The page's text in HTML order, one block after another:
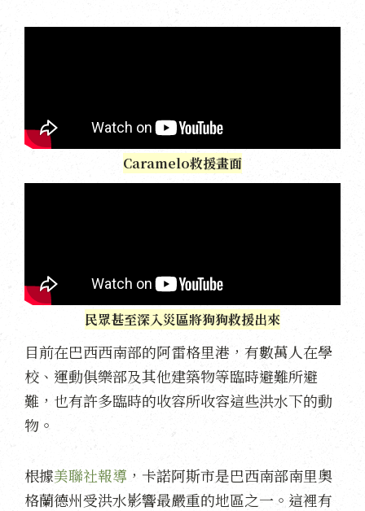
Caramelo救援畫面
民眾甚至深入災區將狗狗救援出來
目前在巴西西南部的阿雷格里港，有數萬人在學
校、運動俱樂部及其他建築物等臨時避難所避
難，也有許多臨時的收容所收容這些洪水下的動
物。
根據美聯社報導 ，卡諾阿斯市是巴西南部南里奧
格蘭德州受洪水影響最嚴重的地區之一。這裡有